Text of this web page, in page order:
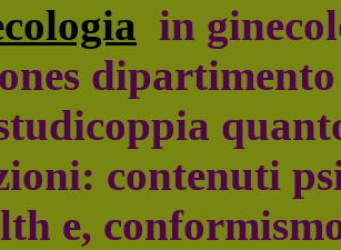
in
contenuti
e,